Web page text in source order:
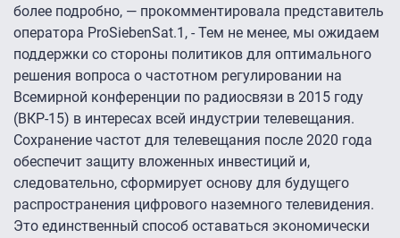
более подробно, — прокомментировала представитель
оператора ProSiebenSat.1, - Тем не менее, мы ожидаем
поддержки со стороны политиков для оптимального
решения вопроса о частотном регулировании на
Всемирной конференции по радиосвязи в 2015 году
(ВКР-15) в интересах всей индустрии телевещания.
Сохранение частот для телевещания после 2020 года
обеспечит защиту вложенных инвестиций и,
следовательно, сформирует основу для будущего
распространения цифрового наземного телевидения.
Это единственный способ оставаться экономически